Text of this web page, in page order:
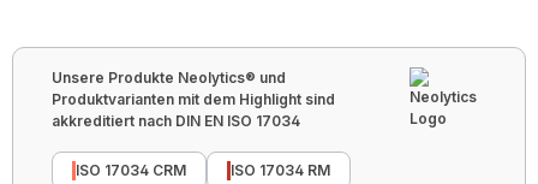
Unsere Produkte Neolytics® und
Produktvarianten mit dem Highlight sind
akkreditiert nach DIN EN ISO 17034
ISO 17034 CRM ISO 17034 RM